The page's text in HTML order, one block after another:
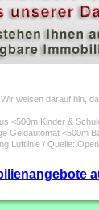
weisen darauf hin,
<500m Kinder &
<500m
Luftlinie / Quelle: